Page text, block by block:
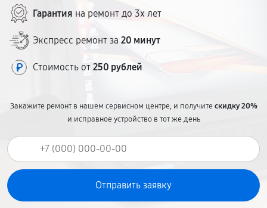
Гарантия на ремонт до 3х лет
Экспресс ремонт за 20 минут
Стоимость от 250 рублей
Закажите ремонт в нашем сервисном центре, и получитескидку 20%
и исправное устройство в тот же день